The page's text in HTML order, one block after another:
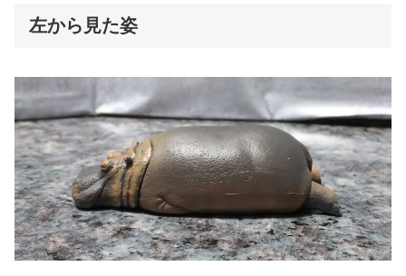
左から見た姿